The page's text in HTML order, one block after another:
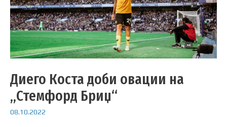
Диего Коста доби овации на
„Стемфорд Бриџ“
08.10.2022